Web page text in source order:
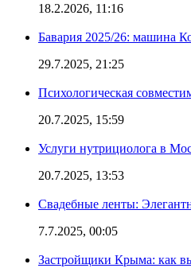
18.2.2026, 11:16
Бавария 2025/26: машина
29.7.2025, 21:25
Психологическая
20.7.2025, 15:59
Услуги нутрициолога в
20.7.2025, 13:53
Свадебные ленты:
7.7.2025, 00:05
Застройщики Крыма: как